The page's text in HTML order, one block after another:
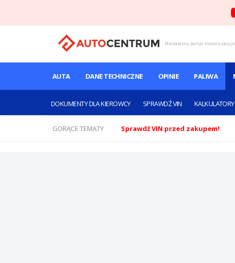
Niezależny portal
AUTA DANE TECHNICZNE OPINIE PALIWA
DOKUMENTY DLA KIEROWCY SPRAWDŹ VIN KALKULATORY
GORĄCE TEMATY Sprawdź VIN przed zakupem!